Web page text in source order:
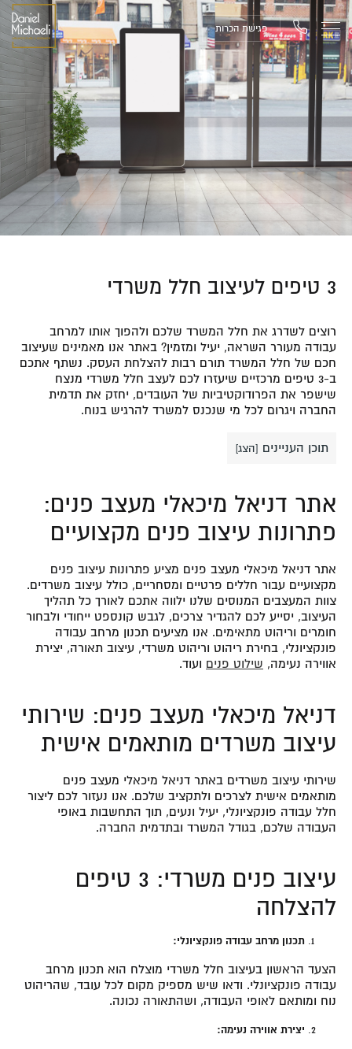
פגישת הכרות
3 טיפים לעיצוב חלל משרדי
רוצים לשדרג את חלל המשרד שלכם ולהפוך אותו למרחב
עבודה מעורר השראה, יעיל ומזמין? באתר אנו מאמינים שעיצוב
חכם של חלל המשרד תורם רבות להצלחת העסק. נשתף אתכם
ב-3 טיפים מרכזיים שיעזרו לכם לעצב חלל משרדי מנצח
שישפר את הפרודוקטיביות של העובדים, יחזק את תדמית
החברה ויגרום לכל מי שנכנס למשרד להרגיש בנוח.
תוכן העניינים [הצג]
אתר דניאל מיכאלי מעצב פנים:
פתרונות עיצוב פנים מקצועיים
אתר דניאל מיכאלי מעצב פנים מציע פתרונות עיצוב פנים
מקצועיים עבור חללים פרטיים ומסחריים, כולל עיצוב משרדים.
צוות המעצבים המנוסים שלנו ילווה אתכם לאורך כל תהליך
העיצוב, יסייע לכם להגדיר צרכים, לגבש קונספט ייחודי ולבחור
חומרים וריהוט מתאימים. אנו מציעים תכנון מרחב עבודה
פונקציונלי, בחירת ריהוט וריהוט משרדי, עיצוב תאורה, יצירת
אווירה נעימה, שילוט פנים ועוד.
דניאל מיכאלי מעצב פנים: שירותי
עיצוב משרדים מותאמים אישית
שירותי עיצוב משרדים באתר דניאל מיכאלי מעצב פנים
מותאמים אישית לצרכים ולתקציב שלכם. אנו נעזור לכם ליצור
חלל עבודה פונקציונלי, יעיל ונעים, תוך התחשבות באופי
העבודה שלכם, בגודל המשרד ובתדמית החברה.
עיצוב פנים משרדי: 3 טיפים
להצלחה
תכנון מרחב עבודה פונקציונלי:
הצעד הראשון בעיצוב חלל משרדי מוצלח הוא תכנון מרחב
עבודה פונקציונלי. ודאו שיש מספיק מקום לכל עובד, שהריהוט
נוח ומותאם לאופי העבודה, ושהתאורה נכונה.
יצירת אווירה נעימה: